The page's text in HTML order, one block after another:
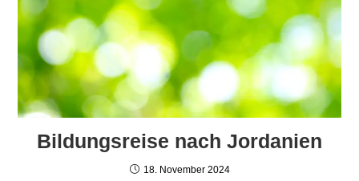
Bildungsreise nach Jordanien
18. November 2024